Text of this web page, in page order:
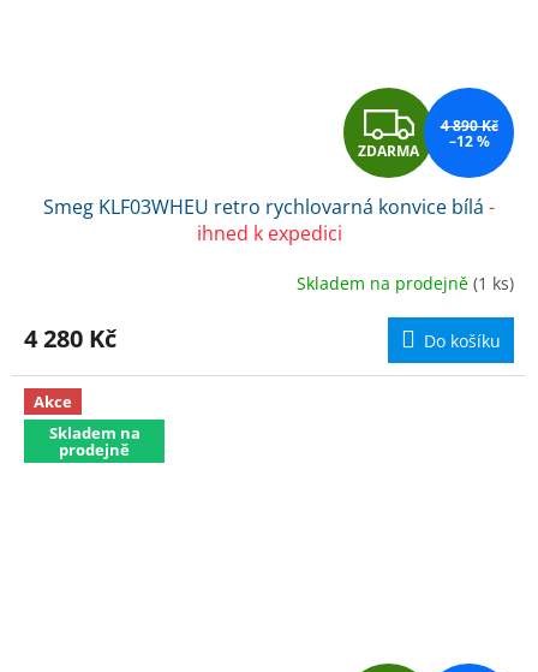
Z
D
A
R
M
A
ZDARMA
4 890 Kč
–12 %
Smeg KLF03WHEU retro rychlovarná konvice bílá -
ihned k expedici
Skladem na prodejně (1 ks)
4 280 Kč Do košíku
Akce
Skladem na
prodejně